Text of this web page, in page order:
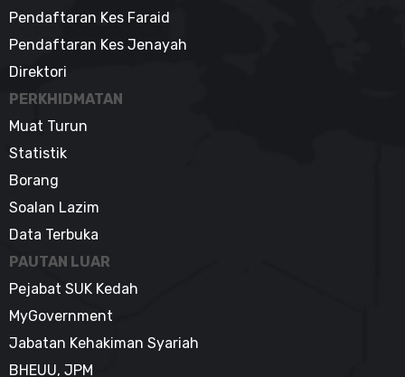
Pendaftaran Kes Faraid
Pendaftaran Kes Jenayah
Direktori
PERKHIDMATAN
Muat Turun
Statistik
Borang
Soalan Lazim
Data Terbuka
PAUTAN LUAR
Pejabat SUK Kedah
MyGovernment
Jabatan Kehakiman Syariah
BHEUU, JPM